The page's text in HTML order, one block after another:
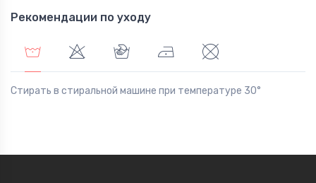
Рекомендации по уходу
Стирать в стиральной машине при температуре 30°